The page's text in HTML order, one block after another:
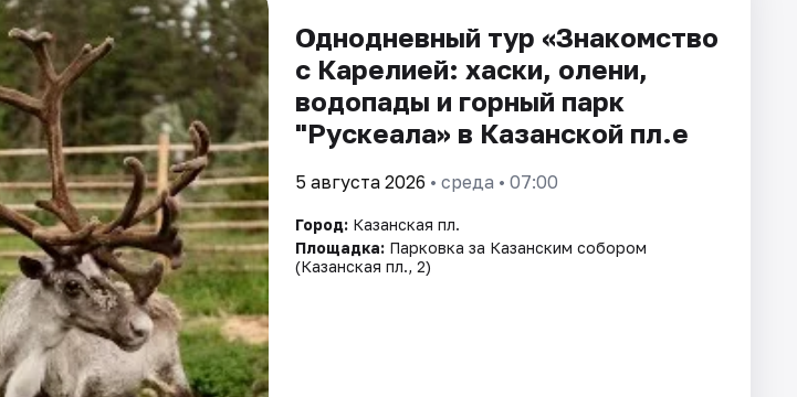
Однодневный тур «Знакомство
с Карелией: хаски, олени,
водопады и горный парк
"Рускеала» в Казанской пл.е
5 августа 2026 • среда • 07:00
Город: Казанская пл.
Площадка: Парковка за Казанским собором
(Казанская пл., 2)